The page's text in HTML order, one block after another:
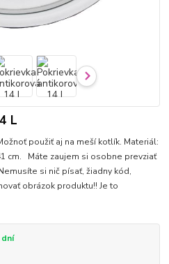
L
použiť aj na meší kotlík. Materiál:
cm. Máte zaujem si osobne prevziať
si nič písať, žiadny kód,
obrázok produktu!! Je to